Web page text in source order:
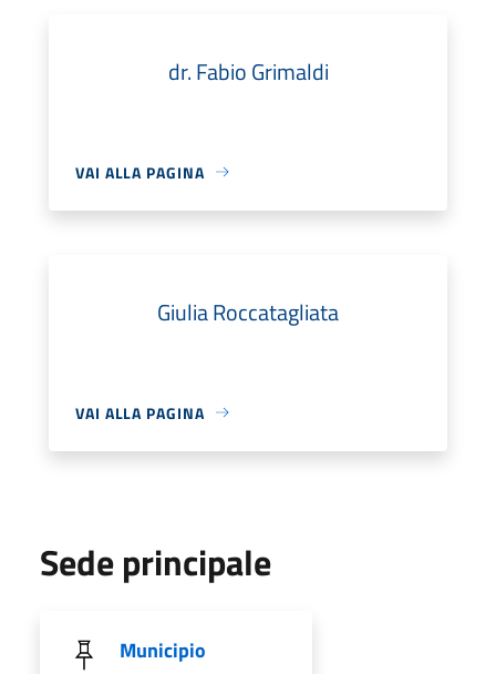
dr. Fabio Grimaldi
VAI ALLA PAGINA
Giulia Roccatagliata
VAI ALLA PAGINA
Sede principale
Municipio